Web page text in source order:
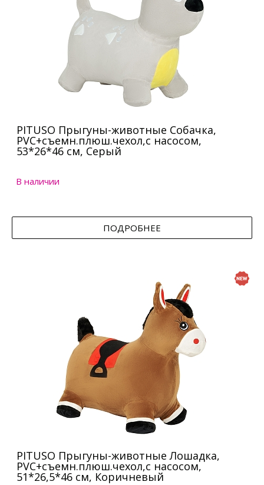
PITUSO Прыгуны-животные Собачка,
PVC+съемн.плюш.чехол,с насосом,
53*26*46 см, Серый
В наличии
ПОДРОБНЕЕ
PITUSO Прыгуны-животные Лошадка,
PVC+съемн.плюш.чехол,с насосом,
51*26,5*46 см, Коричневый